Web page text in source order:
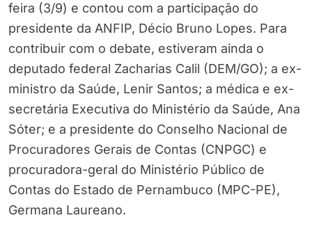
feira (3/9) e contou com a participação do
presidente da ANFIP, Décio Bruno Lopes. Para
contribuir com o debate, estiveram ainda o
deputado federal Zacharias Calil (DEM/GO); a ex-
ministro da Saúde, Lenir Santos; a médica e ex-
secretária Executiva do Ministério da Saúde, Ana
Sóter; e a presidente do Conselho Nacional de
Procuradores Gerais de Contas (CNPGC) e
procuradora-geral do Ministério Público de
Contas do Estado de Pernambuco (MPC-PE),
Germana Laureano.